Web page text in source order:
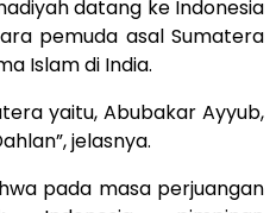
datang ke Indonesia
pemuda asal Sumatera
Islam di India.
yaitu, Abubakar Ayyub,
jelasnya.
pada masa perjuangan